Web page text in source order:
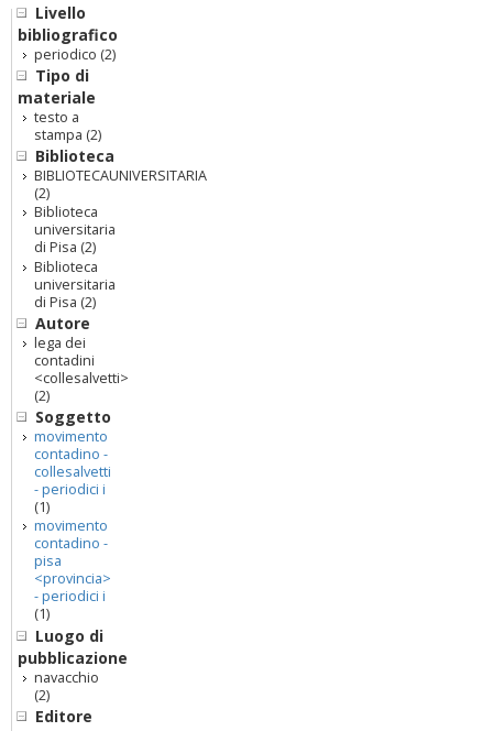
Livello
bibliografico
periodico (2)
Tipo di
materiale
testo a
stampa (2)
Biblioteca
BIBLIOTECAUNIVERSITARIA
(2)
Biblioteca
universitaria
di Pisa (2)
Biblioteca
universitaria
di Pisa (2)
Autore
lega dei
contadini
<collesalvetti>
(2)
Soggetto
movimento
contadino -
collesalvetti
- periodici i
(1)
movimento
contadino -
pisa
<provincia>
- periodici i
(1)
Luogo di
pubblicazione
navacchio
(2)
Editore